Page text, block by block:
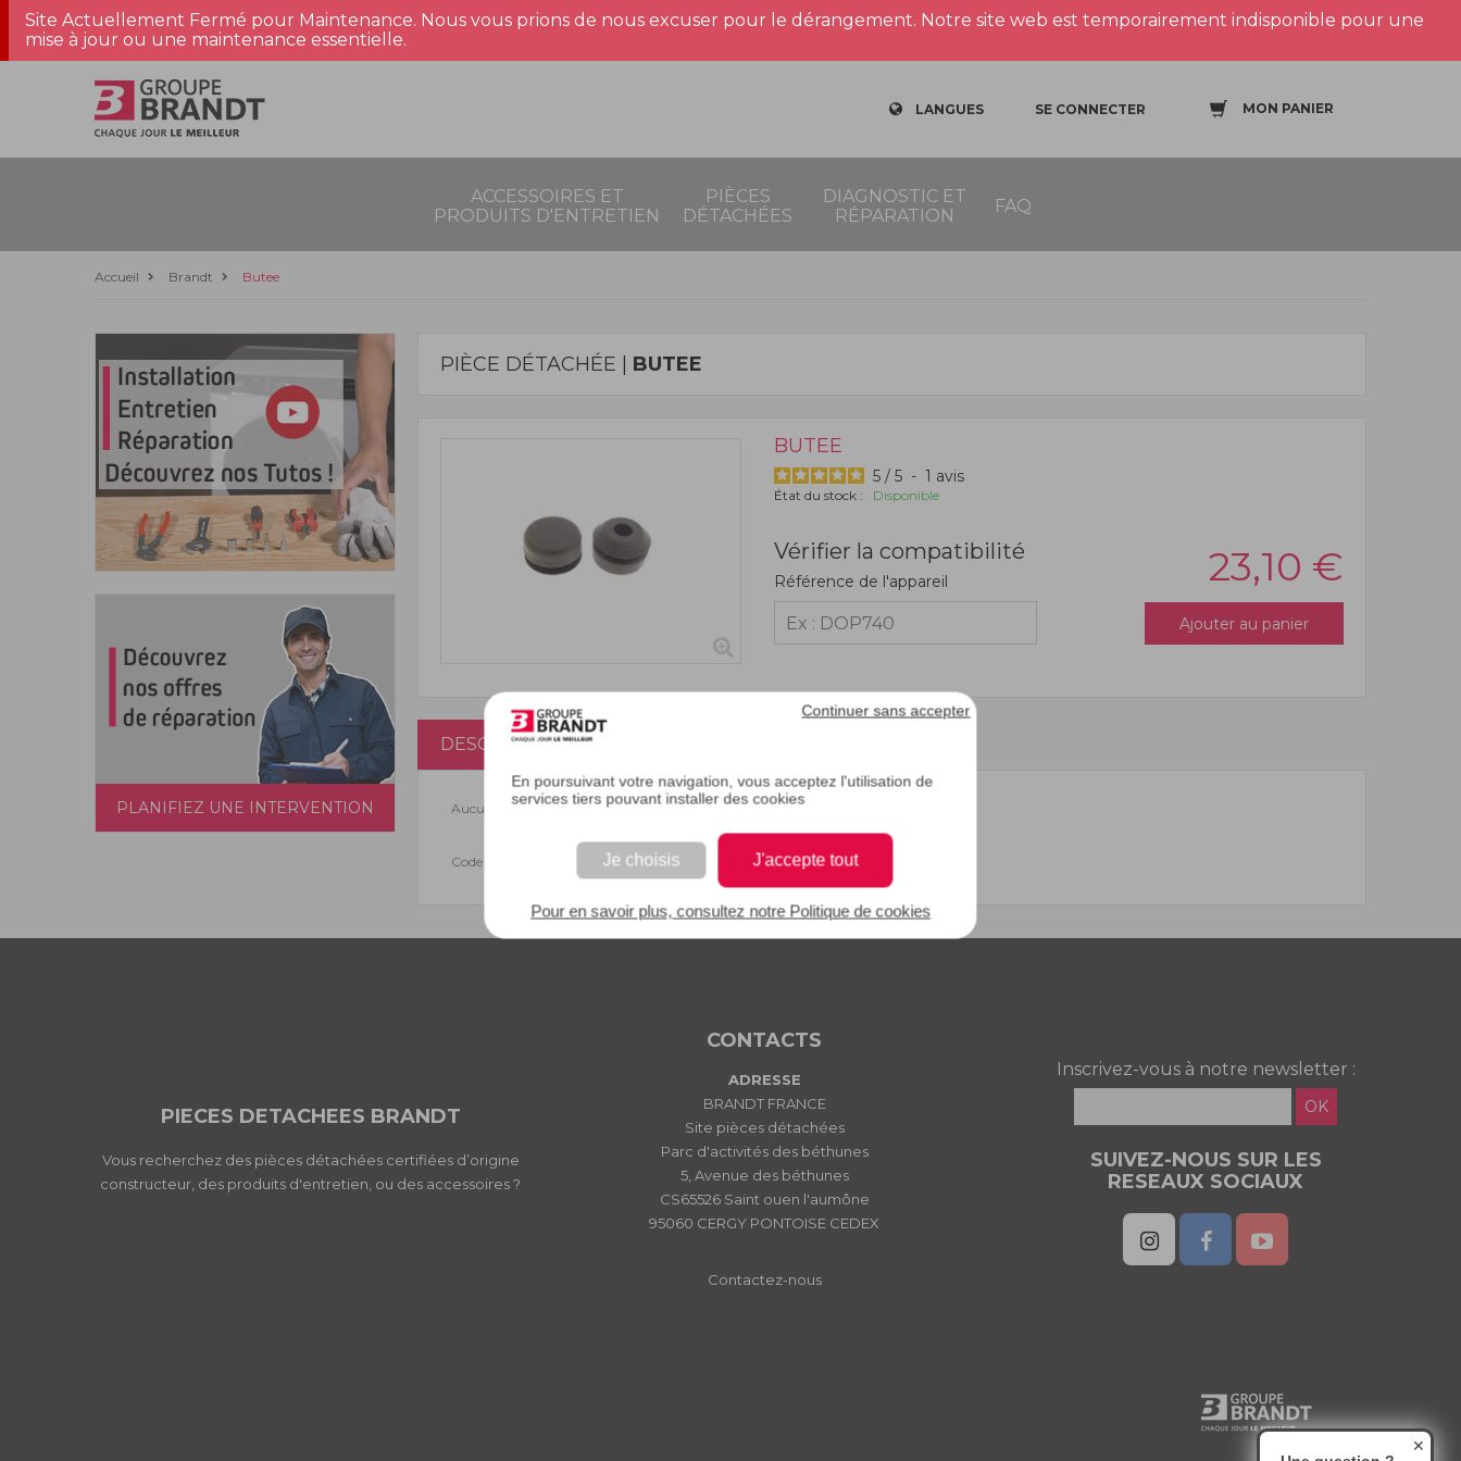
En poursuivant votre navigation, vous acceptez l'utilisation de
services tiers pouvant installer des cookies
Je choisis J'accepte tout
Continuer sans accepter
Pour en savoir plus, consultez notre Politique de cookies
Site Actuellement Fermé pour Maintenance. Nous vous prions de nous excuser pour le dérangement. Notre site web est temporairement indisponible pour une
mise à jour ou une maintenance essentielle.
LANGUES SE CONNECTER MON PANIER
ACCESSOIRES ET
PRODUITS D'ENTRETIEN
PIÈCES
DÉTACHÉES
DIAGNOSTIC ET
RÉPARATION
FAQ
Accueil Brandt Butee
PLANIFIEZ UNE INTERVENTION
PIÈCE DÉTACHÉE | BUTEE
BUTEE
5 / 5 - 1 avis
État du stock : Disponible
Vérifier la compatibilité
Référence de l'appareil 23,10 €
Ajouter au panier
DESCRIPTION
Aucune description.
Code EAN : 3251430369732
PIECES DETACHEES BRANDT
Vous recherchez des pièces détachées certifiées d’origine
constructeur, des produits d'entretien, ou des accessoires ?
CONTACTS
ADRESSE
BRANDT FRANCE
Site pièces détachées
Parc d'activités des béthunes
5, Avenue des béthunes
CS65526 Saint ouen l'aumône
95060 CERGY PONTOISE CEDEX
Contactez-nous
Inscrivez-vous à notre newsletter :
OK
SUIVEZ-NOUS SUR LES
RESEAUX SOCIAUX
✕